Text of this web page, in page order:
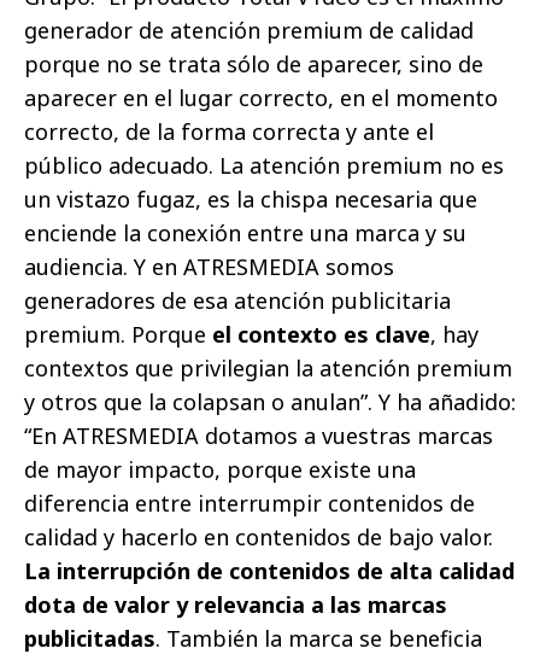
generador de atención premium de calidad
porque no se trata sólo de aparecer, sino de
aparecer en el lugar correcto, en el momento
correcto, de la forma correcta y ante el
público adecuado. La atención premium no es
un vistazo fugaz, es la chispa necesaria que
enciende la conexión entre una marca y su
audiencia. Y en ATRESMEDIA somos
generadores de esa atención publicitaria
premium. Porque el contexto es clave, hay
contextos que privilegian la atención premium
y otros que la colapsan o anulan”. Y ha añadido:
“En ATRESMEDIA dotamos a vuestras marcas
de mayor impacto, porque existe una
diferencia entre interrumpir contenidos de
calidad y hacerlo en contenidos de bajo valor.
La interrupción de contenidos de alta calidad
dota de valor y relevancia a las marcas
publicitadas. También la marca se beneficia